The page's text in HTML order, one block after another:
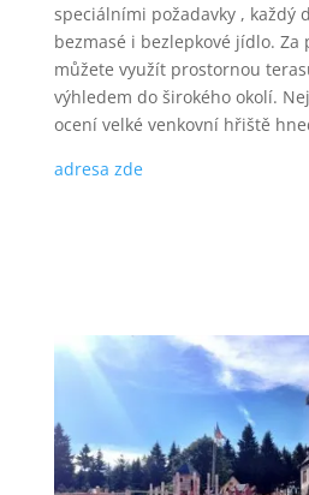
speciálními požadavky , každý
bezmasé i bezlepkové jídlo. Za
můžete využít prostornou
výhledem do širokého okolí.
ocení velké venkovní hřiště
adresa zde